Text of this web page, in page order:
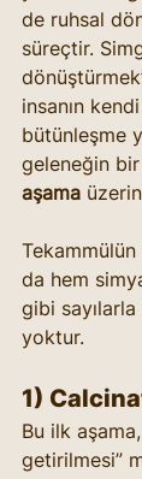
de ruhsal
süreçtir.
insanın
bütünleşme
geleneğin
aşama
da hem
gibi
yoktur.
1)
Bu ilk
getirilmesi”